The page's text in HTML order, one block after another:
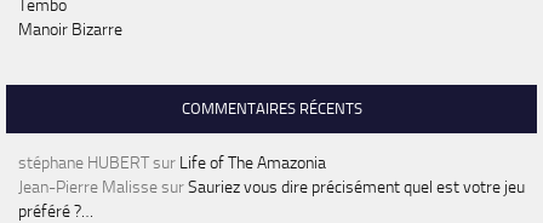
Tembo
Manoir Bizarre
COMMENTAIRES RÉCENTS
stéphane HUBERTsur Life of The Amazonia
Jean-Pierre MalissesurSauriez vous dire précisément quel est votre jeu
préféré ?…